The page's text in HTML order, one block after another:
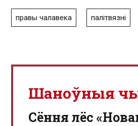
правы чалавека палітвязні
Шаноўныя
Сёння лёс